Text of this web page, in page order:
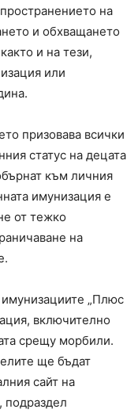
на
и обхващането
и на тези,
или
призовава всички
статус на децата
към личния
имунизация е
от тежко
на
„Плюс
включително
срещу морбили.
ще бъдат
сайт на
подраздел